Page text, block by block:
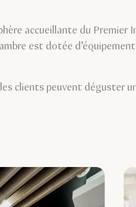
accueillante du
est dotée
clients peuvent déguster